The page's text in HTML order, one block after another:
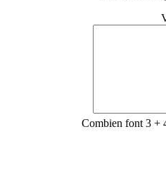
Combien font 3 +